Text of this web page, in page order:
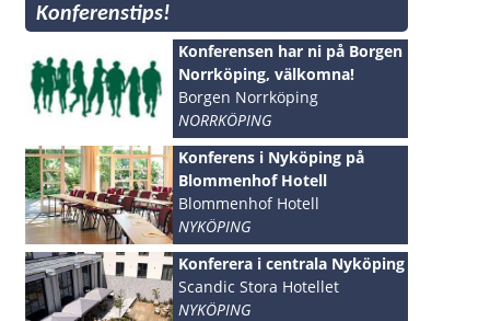
Konferenstips!
Konferensen har ni på Borgen
Norrköping, välkomna!
Borgen Norrköping
NORRKÖPING
Konferens i Nyköping på
Blommenhof Hotell
Blommenhof Hotell
NYKÖPING
Konferera i centrala Nyköping
Scandic Stora Hotellet
NYKÖPING